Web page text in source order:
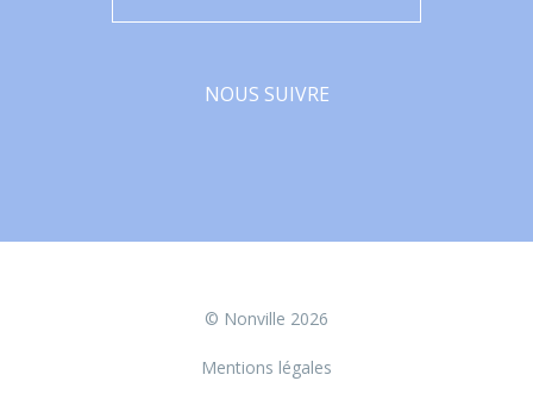
NOUS SUIVRE
© Nonville 2026
Mentions légales